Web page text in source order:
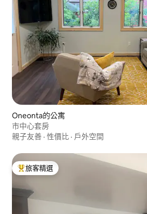
Oneonta的公寓
市中心套房
親子友善 · 性價比 · 戶外空間
旅客精選榜首
旅客精選